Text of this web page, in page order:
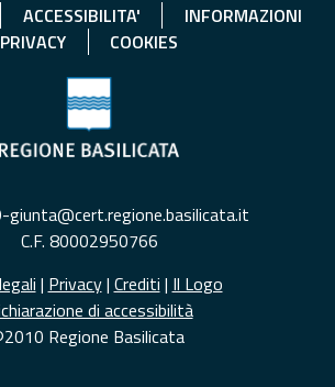
ACCESSIBILITA'
INFORMAZIONI
PRIVACY
COOKIES
giunta@cert.regione.basilicata.it
C.F. 80002950766
| Privacy| Crediti | Il Logo
di accessibilità
Regione Basilicata